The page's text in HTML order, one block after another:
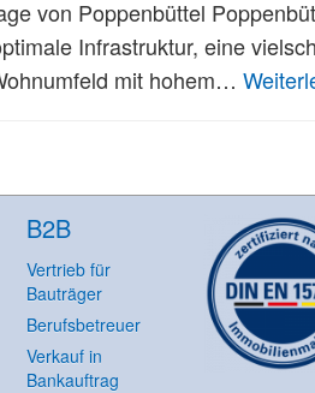
von Poppenbüttel
Infrastruktur, eine
mit hohem…
B2B
Vertrieb für
Bauträger
Berufsbetreuer
Verkauf in
Bankauftrag